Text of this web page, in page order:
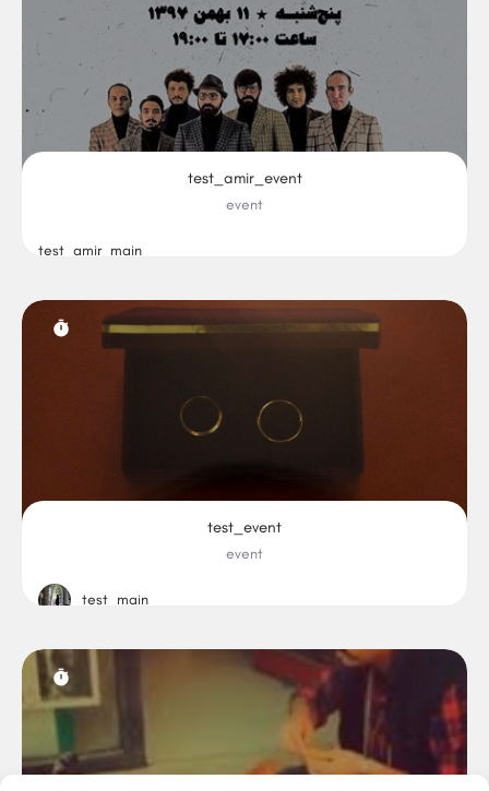
test_amir_event
event
test_amir_main
test_event
event
test_main